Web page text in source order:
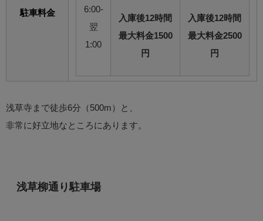
駐車料金
6:00-
翌
1:00
入庫後12時間
最大料金1500
円
入庫後12時間
最大料金2500
円
浅草寺まで徒歩6分（500m）と、
非常に好立地なところにあります。
浅草柳通り駐車場